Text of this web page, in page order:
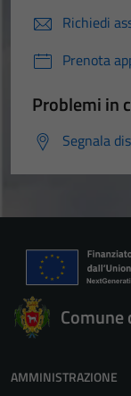
Richiedi
Prenota
Problemi in
Segnala
Comune
AMMINISTRAZIONE